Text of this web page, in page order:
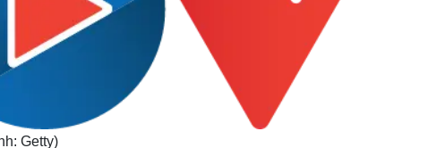
Getty)